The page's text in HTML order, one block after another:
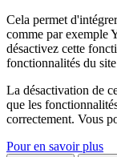
Cela permet
comme par exemple
désactivez cette
fonctionnalités du
La désactivation de
que les
correctement. Vous
Pour en savoir plus